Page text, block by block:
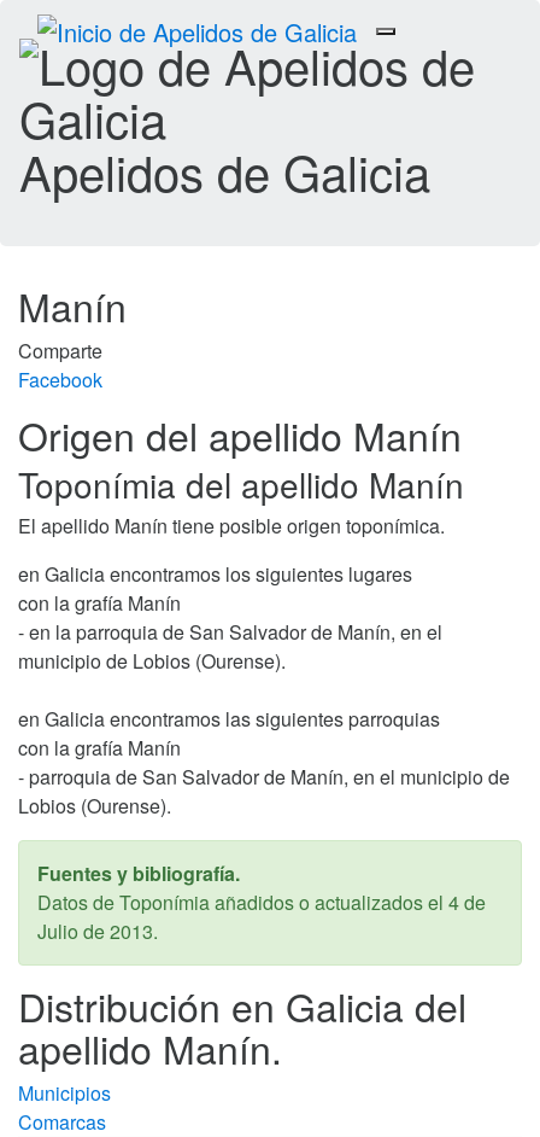
Toggle
navigation
Apelidos de Galicia
Manín
Comparte
Facebook
Origen del apellido Manín
Toponímia del apellido Manín
El apellido Manín tiene posible origen toponímica.
en Galicia encontramos los siguientes lugares
con la grafía Manín
- en la parroquia de San Salvador de Manín, en el
municipio de Lobios (Ourense).
en Galicia encontramos las siguientes parroquias
con la grafía Manín
- parroquia de San Salvador de Manín, en el municipio de
Lobios (Ourense).
Fuentes y bibliografía.
Datos de Toponímia añadidos o actualizados el 4 de
Julio de 2013.
Distribución en Galicia del
apellido Manín.
Municipios
Comarcas